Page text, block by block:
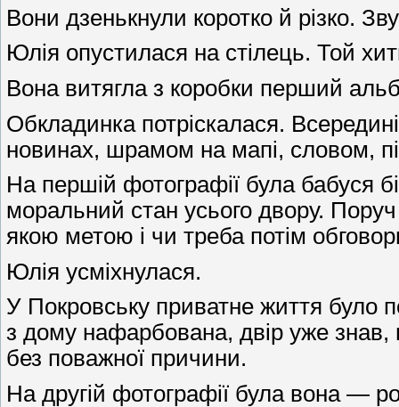
Вони дзенькнули коротко й різко.
Юлія опустилася на стілець. Той
Вона витягла з коробки перший
Обкладинка потріскалася.
новинах, шрамом на мапі, словом,
На першій фотографії була бабуся
моральний стан усього двору. Поруч
якою метою і чи треба потім
Юлія усміхнулася.
У Покровську приватне життя було
з дому нафарбована, двір уже знав,
без поважної причини.
На другій фотографії була вона —